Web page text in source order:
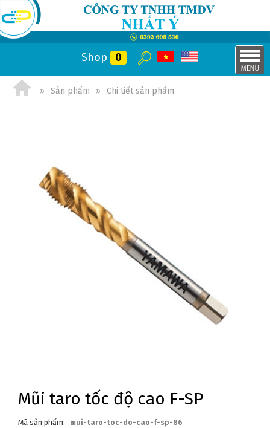
Shop 0
Sản phẩm Chi tiết sản phẩm
Mũi taro tốc độ cao F-SP
Mã sản phẩm mui-taro-toc-do-cao-f-sp-86